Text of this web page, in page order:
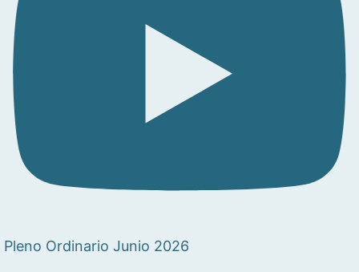
Pleno Ordinario Junio 2026